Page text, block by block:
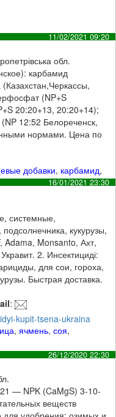
11/02/2021 09:20
обл.
карбамид
(NP+S
20:20+13, 20:20+14);
12:52 Белореченск,
нормами. Цена по
добавки, карбамид,
16/01/2021 23:30
системные,
кукурузы,
Adama, Monsanto, Ахт,
2. Инсектициді:
для сои, гороха,
Быстрая доставка.
:
kupit-tsena-ukraina
,ячмень,соя,
26/12/2020 22:30
— NPK (CaMgS) 3-10-
веществ